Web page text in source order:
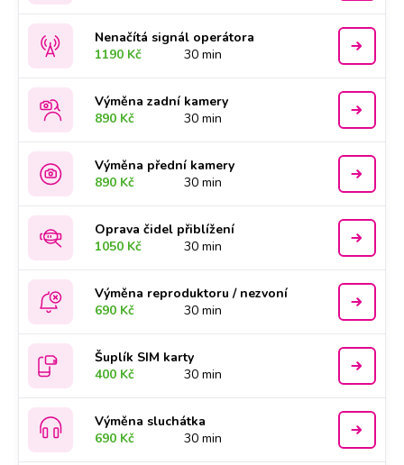
Nenačítá signál operátora
1190 Kč
30 min
Výměna zadní kamery
890 Kč
30 min
Výměna přední kamery
890 Kč
30 min
Oprava čidel přiblížení
1050 Kč
30 min
Výměna reproduktoru / nezvoní
690 Kč
30 min
Šuplík SIM karty
400 Kč
30 min
Výměna sluchátka
690 Kč
30 min